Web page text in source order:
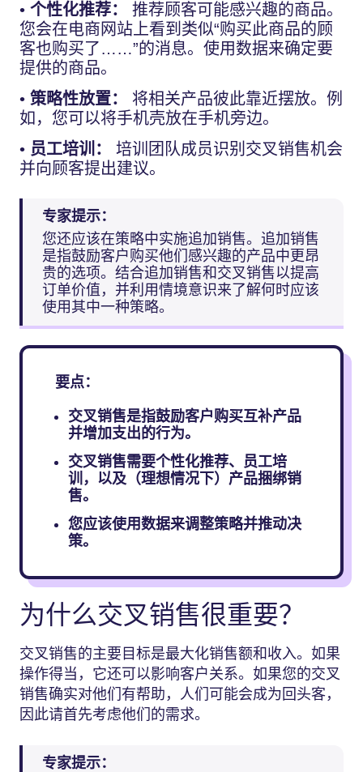
• 个性化推荐：
推荐顾客可能感兴趣的商品。
您会在电商网站上看到类似“购买此商品的顾
客也购买了……”的消息。使用数据来确定要
提供的商品。
• 策略性放置：
将相关产品彼此靠近摆放。例
如，您可以将手机壳放在手机旁边。
• 员工培训：
培训团队成员识别交叉销售机会
并向顾客提出建议。
专家提示：
您还应该在策略中实施追加销售。追加销售
是指鼓励客户购买他们感兴趣的产品中更昂
贵的选项。结合追加销售和交叉销售以提高
订单价值，并利用情境意识来了解何时应该
使用其中一种策略。
要点：
交叉销售是指鼓励客户购买互补产品
并增加支出的行为。
交叉销售需要个性化推荐、员工培
训，以及（理想情况下）产品捆绑销
售。
您应该使用数据来调整策略并推动决
策。
为什么交叉销售很重要？
交叉销售的主要目标是最大化销售额和收入。如果
操作得当，它还可以影响客户关系。如果您的交叉
销售确实对他们有帮助，人们可能会成为回头客，
因此请首先考虑他们的需求。
专家提示：